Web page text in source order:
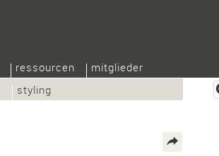
styling
ressourcen mitglieder